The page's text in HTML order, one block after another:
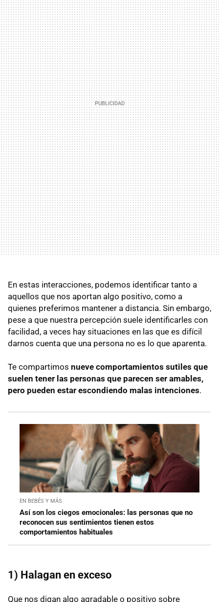
En estas interacciones, podemos identificar tanto a
aquellos que nos aportan algo positivo, como a
quienes preferimos mantener a distancia. Sin embargo,
pese a que nuestra percepción suele identificarles con
facilidad, a veces hay situaciones en las que es difícil
darnos cuenta que una persona no es lo que aparenta.
Te compartimos nueve comportamientos sutiles que
suelen tener las personas que parecen ser amables,
pero pueden estar escondiendo malas intenciones.
EN BEBÉS Y MÁS
Así son los ciegos emocionales: las personas que no
reconocen sus sentimientos tienen estos
comportamientos habituales
1) Halagan en exceso
Que nos digan algo agradable o positivo sobre